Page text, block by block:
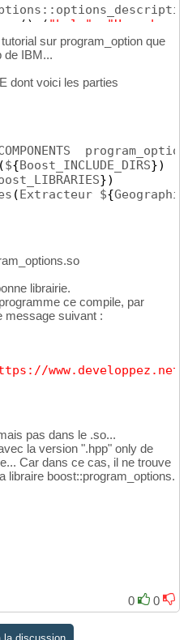
( ) ( "help"
"Use -h
(
(
<< endl;
sur program_option que
de IBM...
dont voici les parties
(${Boost_INCLUDE_DIRS})
})
( Extracteur ${
librairie.
ce compile, par
message suivant :
pas dans le .so...
la version ".hpp" only de
Car dans ce cas, il ne trouve
libraire boost::program_options.
0
0